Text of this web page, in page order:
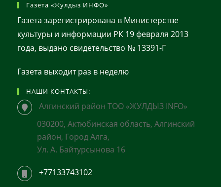
Решениями
Газета «Жулдыз ИНФО»
Газета зарегистрирована в Министерстве
культуры и информации РК 19 февраля 2013
года, выдано свидетельство № 13391-Г
Газета выходит раз в неделю
НАШИ КОНТАКТЫ:
Алгинский район ТОО «ЖУЛДЫЗ INFO»
030200, Актюбинская область, Алгинский
район, Город Алга,
Ул. А. Байтурсынова 16
+77133743102